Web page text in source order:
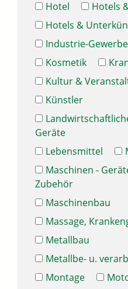
Hotel
Hotels
Hotels &
Industrie-Gewerbe
Kosmetik
Kultur &
Künstler
Geräte
Lebensmittel
Maschinen -
Zubehör
Maschinenbau
Massage,
Metallbau
Metallbe- u.
Montage